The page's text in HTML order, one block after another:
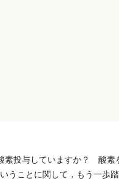
投与していますか？ 酸素
うことに関して，もう一歩